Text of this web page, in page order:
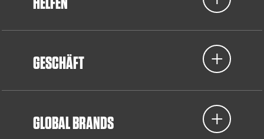
GESCHÄFT
GLOBAL BRANDS